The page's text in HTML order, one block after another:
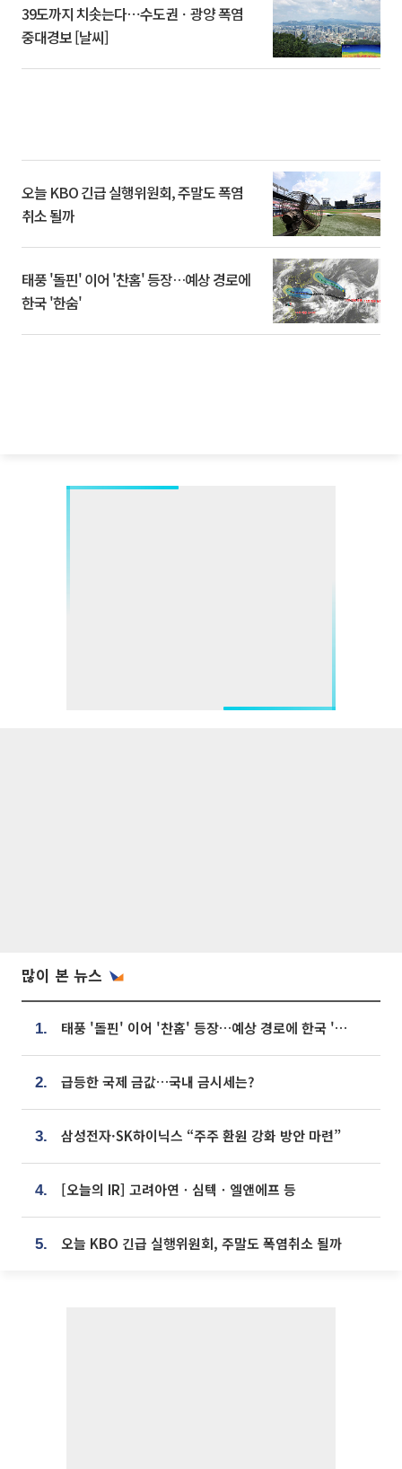
39도까지 치솟는다⋯수도권ㆍ광양 폭염
중대경보 [날씨]
오늘 KBO 긴급 실행위원회, 주말도 폭염
취소 될까
태풍 '돌핀' 이어 '찬홈' 등장…예상 경로에
한국 '한숨'
많이 본 뉴스
1. 태풍 '돌핀' 이어 '찬홈' 등장…예상 경로에 한국 '한숨'
2. 급등한 국제 금값…국내 금시세는?
3. 삼성전자·SK하이닉스 “주주 환원 강화 방안 마련”
4. [오늘의 IR] 고려아연ㆍ심텍ㆍ엘앤에프 등
5. 오늘 KBO 긴급 실행위원회, 주말도 폭염취소 될까